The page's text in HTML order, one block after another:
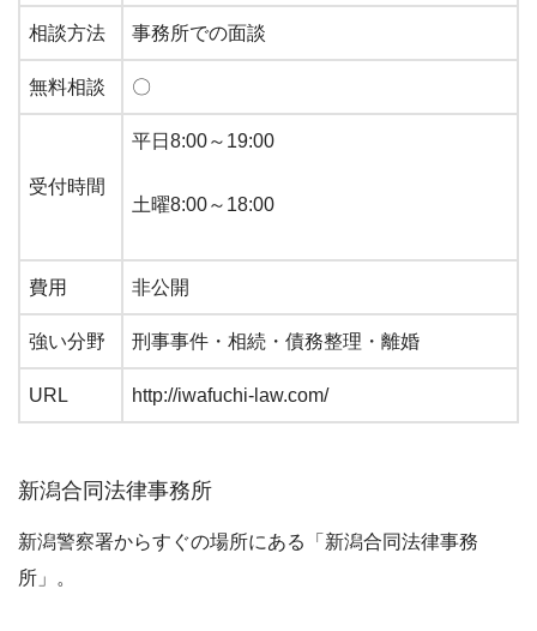
相談方法 事務所での面談
無料相談 〇
受付時間
平日8:00～19:00
土曜8:00～18:00
費用 非公開
強い分野 刑事事件・相続・債務整理・離婚
URL http://iwafuchi-law.com/
新潟合同法律事務所
新潟警察署からすぐの場所にある「新潟合同法律事務
所」。